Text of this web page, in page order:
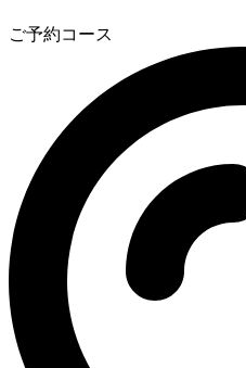
ご予約コース